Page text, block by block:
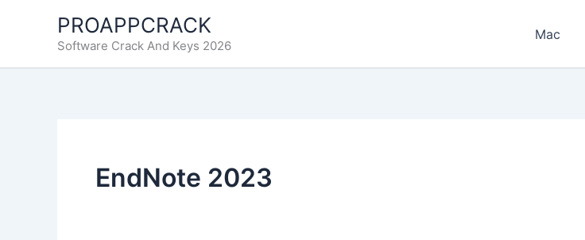
contenido
PROAPPCRACK
Software Crack And Keys 2026
Mac
EndNote 2023